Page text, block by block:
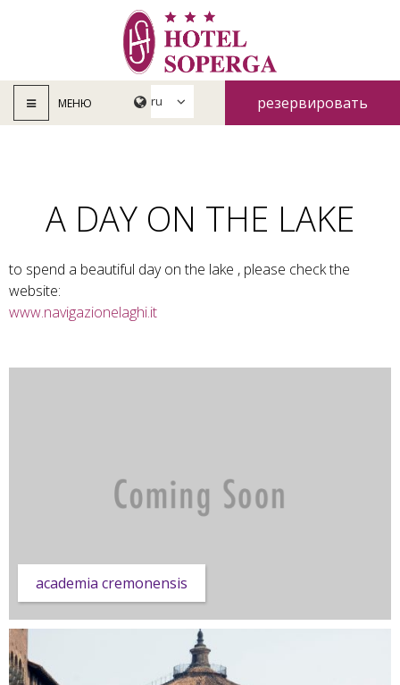
МЕНЮ резервировать
A DAY ON THE LAKE
to spend a beautiful day on the lake , please check the
website:
www.navigazionelaghi.it
academia cremonensis